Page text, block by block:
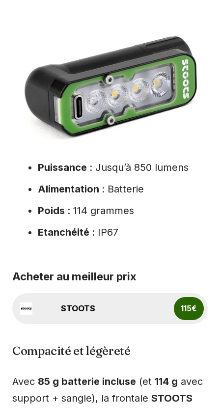
Puissance : Jusqu’à 850 lumens
Alimentation : Batterie
Poids : 114 grammes
Etanchéité : IP67
Acheter au meilleur prix
STOOTS 115€
Compacité et légèreté
Avec 85 g batterie incluse (et 114 g avec
support + sangle), la frontale STOOTS